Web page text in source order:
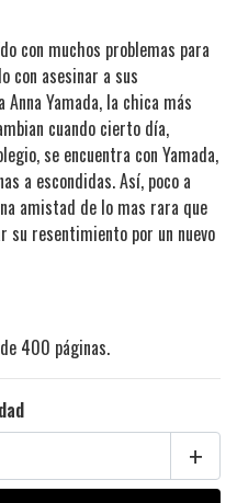
con muchos problemas para
con asesinar a sus
Yamada, la chica más
cuando cierto día,
se encuentra con Yamada,
a escondidas. Así, poco a
amistad de lo mas rara que
su resentimiento por un nuevo
400 páginas.
+